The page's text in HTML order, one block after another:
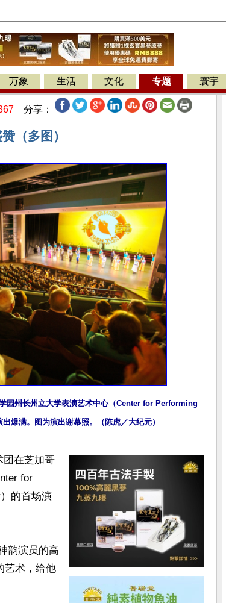
万象 生活 文化 专题 寰宇
分享：
（多图）
园州长州立大学表演艺术中心（Center for Performing
满。图为演出谢幕照。（陈虎／大纪元）
团在芝加哥
for
的首场演
韵演员的高
艺术，给他